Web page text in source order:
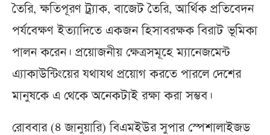
তৈরি, ক্ষতিপূরণ ট্র্যাক, বাজেট তৈরি, আর্থিক প্রতিবেদন
পর্যবেক্ষণ ইত্যাদিতে একজন হিসাবরক্ষক বিরাট ভূমিকা
পালন করেন। প্রয়োজনীয় ক্ষেত্রসমূহে ম্যানেজমেন্ট
এ্যাকাউন্টিংয়ের যথাযথ প্রয়োগ করতে পারলে দেশের
মানুষকে এ থেকে অনেকটাই রক্ষা করা সম্ভব।
রোববার (৪ জানুয়ারি) বিএমইউর সুপার স্পেশালাইজড